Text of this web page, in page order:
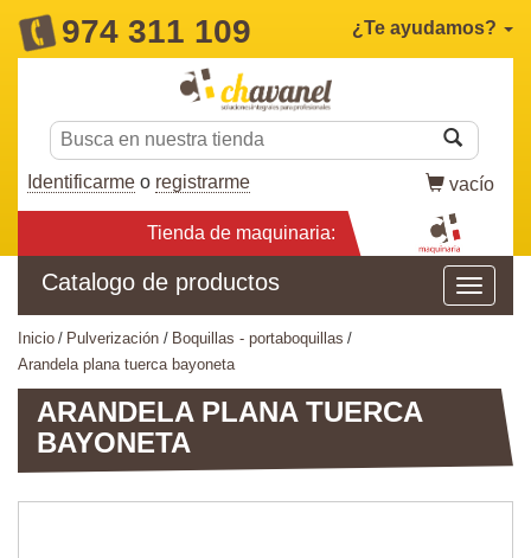
974 311 109 ¿Te ayudamos?
Identificarme o registrarme vacío
Tienda de maquinaria:
Catalogo de productos
inicio pulverización
boquillas - portaboquillas
arandela plana tuerca bayoneta
ARANDELA PLANA TUERCA
BAYONETA